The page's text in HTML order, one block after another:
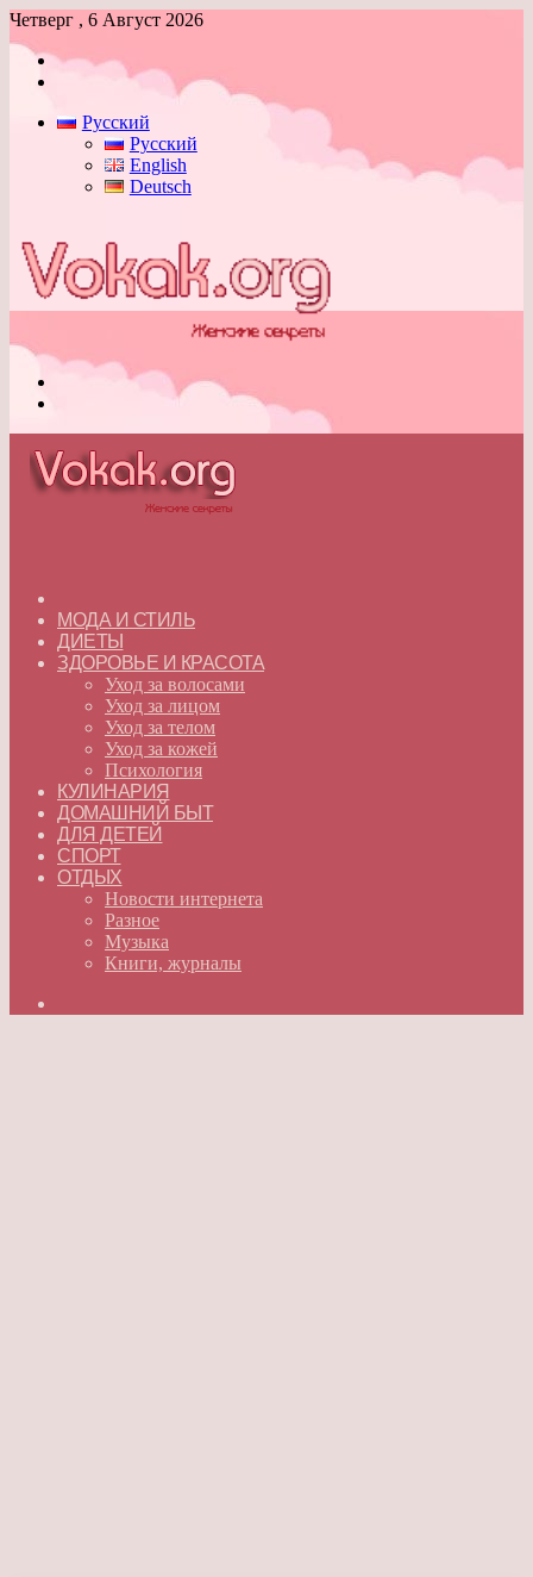
Четверг , 6 Август 2026
Войти
Русский
Русский
English
Deutsch
МОДА И СТИЛЬ
ДИЕТЫ
ЗДОРОВЬЕ И КРАСОТА
Уход за волосами
Уход за лицом
Уход за телом
Уход за кожей
Психология
КУЛИНАРИЯ
ДОМАШНИЙ БЫТ
ДЛЯ ДЕТЕЙ
СПОРТ
ОТДЫХ
Новости интернета
Разное
Музыка
Книги, журналы